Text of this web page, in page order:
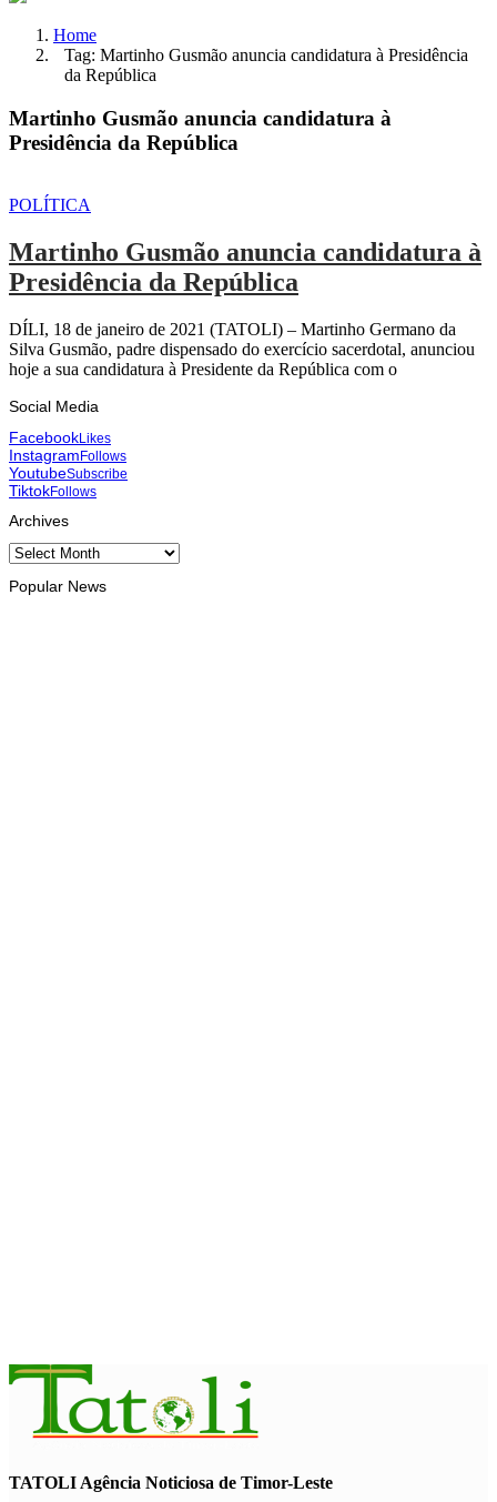
Home
Tag: Martinho Gusmão anuncia candidatura à Presidência
da República
Martinho Gusmão anuncia candidatura à
Presidência da República
POLÍTICA
Martinho Gusmão anuncia candidatura à
Presidência da República
DÍLI, 18 de janeiro de 2021 (TATOLI) – Martinho Germano da
Silva Gusmão, padre dispensado do exercício sacerdotal, anunciou
hoje a sua candidatura à Presidente da República com o
Social Media
FacebookLikes
InstagramFollows
YoutubeSubscribe
TiktokFollows
Archives
Archives
Popular News
TATOLI Agência Noticiosa de Timor-Leste